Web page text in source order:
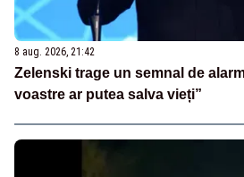
8 aug. 2026, 21:42
Zelenski trage un semnal de
voastre ar putea salva vieți”